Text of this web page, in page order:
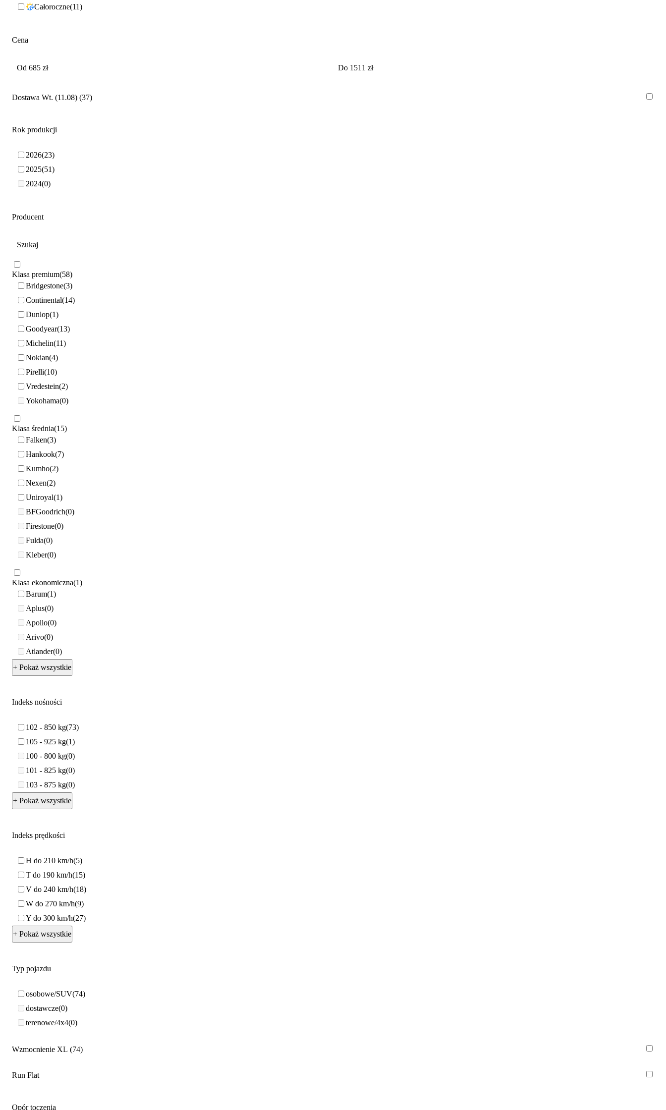
Całoroczne 11
Cena
Dostawa Wt. (11.08) 37
Rok produkcji
2026 23
2025 51
2024 0
Producent
Klasa premium 58
Bridgestone 3
Continental 14
Dunlop 1
Goodyear 13
Michelin 11
Nokian 4
Pirelli 10
Vredestein 2
Yokohama 0
Klasa średnia 15
Falken 3
Hankook 7
Kumho 2
Nexen 2
Uniroyal 1
BFGoodrich 0
Firestone 0
Fulda 0
Kleber 0
Klasa ekonomiczna 1
Barum 1
Aplus 0
Apollo 0
Arivo 0
Atlander 0
+ Pokaż wszystkie
Indeks nośności
102 - 850 kg 73
105 - 925 kg 1
100 - 800 kg 0
101 - 825 kg 0
103 - 875 kg 0
+ Pokaż wszystkie
Indeks prędkości
H do 210 km/h 5
T do 190 km/h 15
V do 240 km/h 18
W do 270 km/h 9
Y do 300 km/h 27
+ Pokaż wszystkie
Typ pojazdu
osobowe/SUV 74
dostawcze 0
terenowe/4x4 0
Wzmocnienie XL 74
Run Flat
Opór toczenia